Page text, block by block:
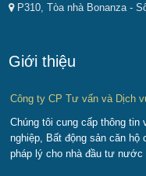
P310, Tòa nhà Bonanza -
Giới thiệu
Công ty CP Tư vấn và Dịch
Chúng tôi cung cấp thông
nghiệp, Bất động sản căn
pháp lý cho nhà đầu tư nước